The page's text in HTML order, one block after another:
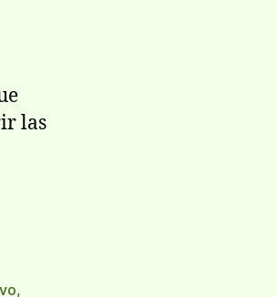
las
,